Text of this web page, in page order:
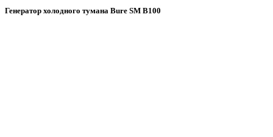
Генератор холодного тумана Bure SM B100